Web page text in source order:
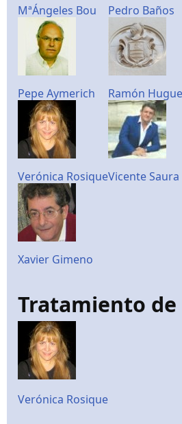
MªÁngeles Bou Pedro Baños
Pepe Aymerich Ramón
Verónica RosiqueVicente Saura
Xavier Gimeno
Tratamiento
Verónica Rosique